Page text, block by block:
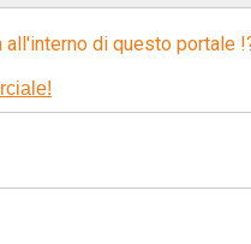
all'interno di questo portale